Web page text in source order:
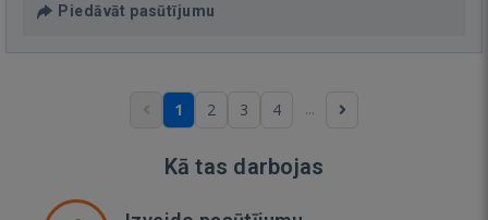
Piedāvāt pasūtījumu
1 2 3 4 ...
Kā tas darbojas